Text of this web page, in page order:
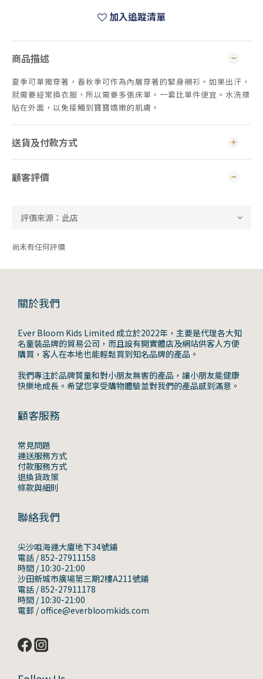
加入追蹤清單
商品描述
夏季可單獨穿著，春秋季可作為內層穿著的緊身襯衫。如果出汗，
就需要經常換衣服，所以需要多張床單。一套比單件便宜。水洗標
貼在外面，以免接觸到寶寶嬌嫩的肌膚。
送貨及付款方式
顧客評價
尚未有任何評價
關於我們
Ever Bloom Kids Limited 成立於2022年，主要是代理各大知
名童裝品牌的貿易公司，而且設有開實體店及網站供客人方便
購買，客人在本地也能輕鬆買到知名品牌的產品。
我們專注於品牌質量和對小朋友無害的產品，讓小朋友能健康
快樂地成長。希望您享受購物體驗並對我們的產品感到滿意。
顧客服務
常見問題
運送服務方式
付款服務方式
退換貨政策
條款與細則
聯絡我們
尖沙咀海運大廈地下34號鋪
電話 / 852-27911158
時間 / 10:30-21:00
沙田新城市廣場第三期2樓A211號鋪
電話 / 852-27911178
時間 / 10:30-21:00
電郵 / office@everbloomkids.com